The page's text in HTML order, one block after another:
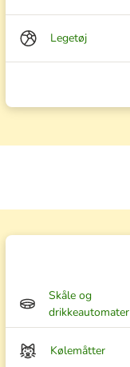
Legetøj
Skåle og
drikkeautomater
Kølemåtter